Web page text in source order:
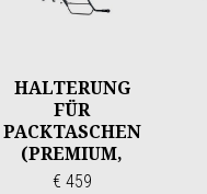
HALTERUNG
FÜR
PACKTASCHEN
(PREMIUM,
TOURING,
€ 459